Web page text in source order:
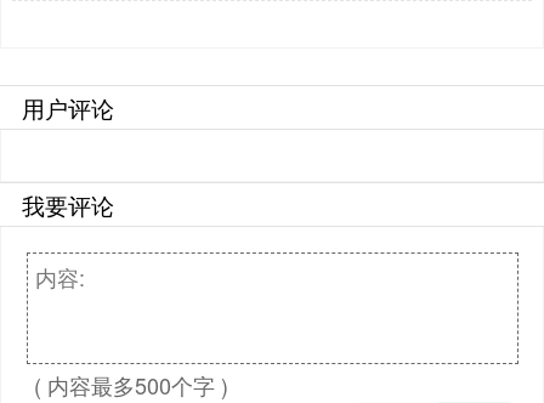
用户评论
我要评论
( 内容最多500个字 )